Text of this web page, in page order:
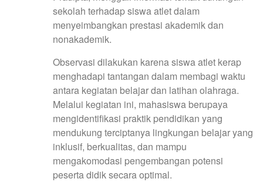
sekolah terhadap siswa atlet dalam
menyeimbangkan prestasi akademik dan
nonakademik.
Observasi dilakukan karena siswa atlet kerap
menghadapi tantangan dalam membagi waktu
antara kegiatan belajar dan latihan olahraga.
Melalui kegiatan ini, mahasiswa berupaya
mengidentifikasi praktik pendidikan yang
mendukung terciptanya lingkungan belajar yang
inklusif, berkualitas, dan mampu
mengakomodasi pengembangan potensi
peserta didik secara optimal.